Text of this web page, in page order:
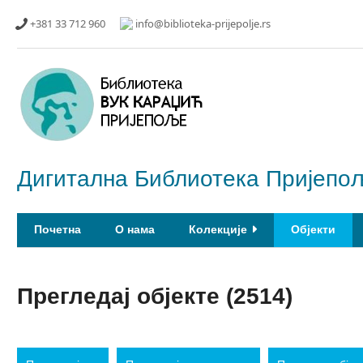
+381 33 712 960 info@biblioteka-prijepolje.rs
Дигитална Библиотека
Почетна О нама Колекције Објекти
Прегледај објекте (2514)